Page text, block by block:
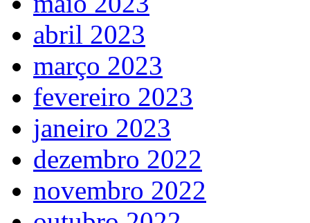
abril 2023
março 2023
fevereiro 2023
janeiro 2023
dezembro 2022
novembro 2022